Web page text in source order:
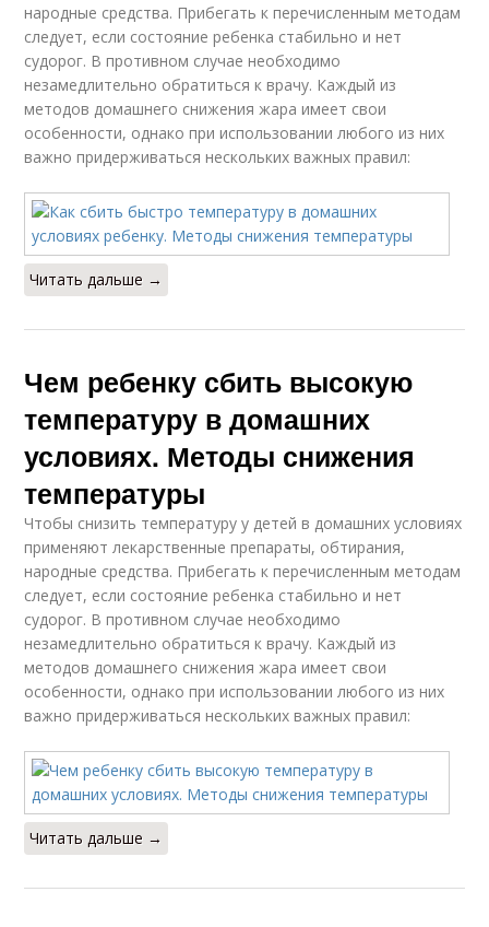
народные средства. Прибегать к перечисленным методам
следует, если состояние ребенка стабильно и нет
судорог. В противном случае необходимо
незамедлительно обратиться к врачу. Каждый из
методов домашнего снижения жара имеет свои
особенности, однако при использовании любого из них
важно придерживаться нескольких важных правил:
Читать дальше →
Чем ребенку сбить высокую
температуру в домашних
условиях. Методы снижения
температуры
Чтобы снизить температуру у детей в домашних условиях
применяют лекарственные препараты, обтирания,
народные средства. Прибегать к перечисленным методам
следует, если состояние ребенка стабильно и нет
судорог. В противном случае необходимо
незамедлительно обратиться к врачу. Каждый из
методов домашнего снижения жара имеет свои
особенности, однако при использовании любого из них
важно придерживаться нескольких важных правил:
Читать дальше →